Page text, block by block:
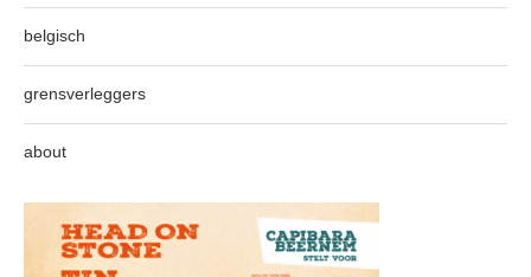
belgisch
grensverleggers
about